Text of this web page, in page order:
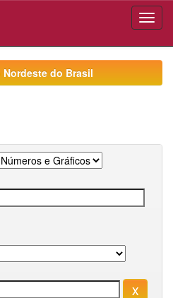
Nordeste do Brasil